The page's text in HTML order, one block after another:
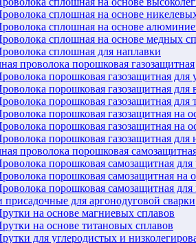
сплошная на основе
сплошная на основе
сплошная на основе медных
сплошная для наплавки
проволока порошковая газозащитная
порошковая газозащитная для
порошковая газозащитная
порошковая газозащитная
порошковая газозащитная на
порошковая газозащитная на
порошковая газозащитная для
проволока порошковая
порошковая самозащитная
порошковая самозащитная на
порошковая самозащитная для
присадочные для аргонодуговой сварки
на основе магниевых сплавов
на основе титановых сплавов
для углеродистых и